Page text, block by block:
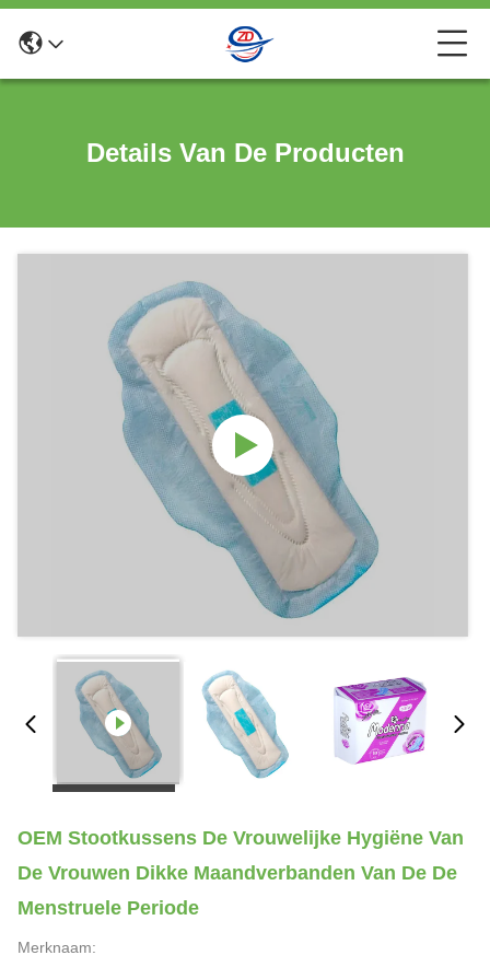
Details Van De Producten
OEM Stootkussens De Vrouwelijke Hygiëne Van
De Vrouwen Dikke Maandverbanden Van De De
Menstruele Periode
Merknaam: